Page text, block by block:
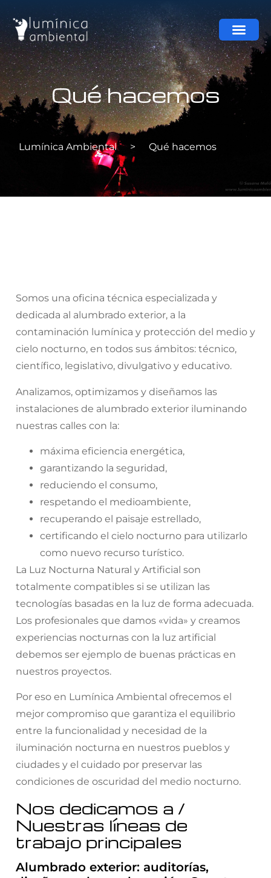
Qué hacemos
Lumínica Ambiental > Qué hacemos
Somos una oficina técnica especializada y
dedicada al alumbrado exterior, a la
contaminación lumínica y protección del medio y
cielo nocturno, en todos sus ámbitos: técnico,
científico, legislativo, divulgativo y educativo.
Analizamos, optimizamos y diseñamos las
instalaciones de alumbrado exterior iluminando
nuestras calles con la:
máxima eficiencia energética,
garantizando la seguridad,
reduciendo el consumo,
respetando el medioambiente,
recuperando el paisaje estrellado,
certificando el cielo nocturno para utilizarlo
como nuevo recurso turístico.
La Luz Nocturna Natural y Artificial son
totalmente compatibles si se utilizan las
tecnologías basadas en la luz de forma adecuada.
Los profesionales que damos «vida» y creamos
experiencias nocturnas con la luz artificial
debemos ser ejemplo de buenas prácticas en
nuestros proyectos.
Por eso en Lumínica Ambiental ofrecemos el
mejor compromiso que garantiza el equilibrio
entre la funcionalidad y necesidad de la
iluminación nocturna en nuestros pueblos y
ciudades y el cuidado por preservar las
condiciones de oscuridad del medio nocturno.
Nos dedicamos a /
Nuestras líneas de
trabajo principales
Alumbrado exterior: auditorías,